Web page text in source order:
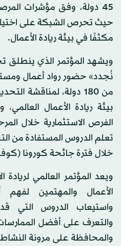
45 دولة، وفق مؤشرات
حيث تحرص الشبكة على
مكثفًا في بيئة ريادة الأعمال.
ويشهد المؤتمر الذي ينطلق
نُجدد» حضور رواد أعمال
من 180 دولة، لمناقشة
بيئة ريادة الأعمال
الفرص الاستثمارية خلال
تعلم الدروس المستفادة من
خلال فترة جائحة كورونا (كوفيد
ويعد المؤتمر العالمي لريادة
الأعمال والمهتمين لفهم
واستيعاب الدروس التي
والتعرف على أفضل
والمحافظة على مرونة